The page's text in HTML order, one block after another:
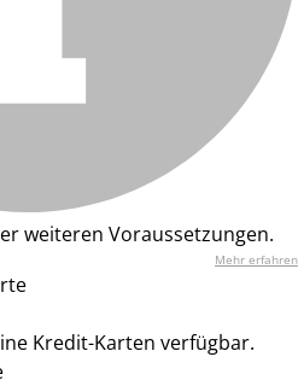
weiteren Voraussetzungen.
Mehr erfahren
Kredit-Karten verfügbar.